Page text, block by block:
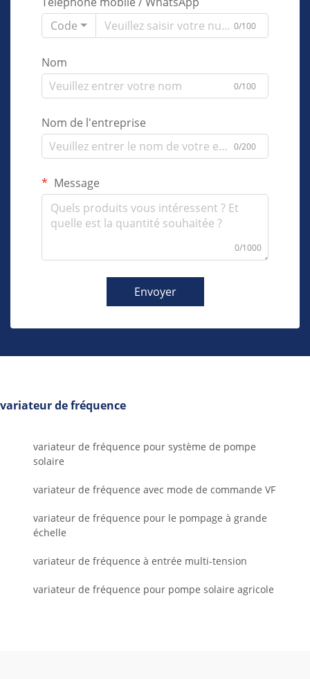
Code
0/100
Nom
0/100
Nom de l'entreprise
0/200
Message
0/1000
Envoyer
variateur de fréquence
variateur de fréquence pour système de pompe
solaire
variateur de fréquence avec mode de commande VF
variateur de fréquence pour le pompage à grande
échelle
variateur de fréquence à entrée multi-tension
variateur de fréquence pour pompe solaire agricole